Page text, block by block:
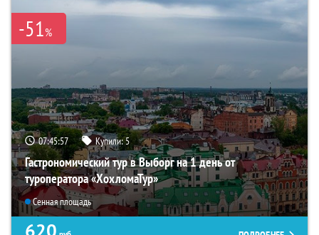
-51%
07:45:55 Купили:5
Гастрономический тур в Выборг на 1 день от
туроператора «ХохломаТур»
Сенная площадь